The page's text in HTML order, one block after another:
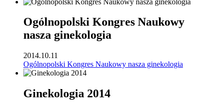
Ogólnopolski Kongres Naukowy
nasza ginekologia
2014.10.11
Ogólnopolski Kongres Naukowy nasza ginekologia
Ginekologia 2014